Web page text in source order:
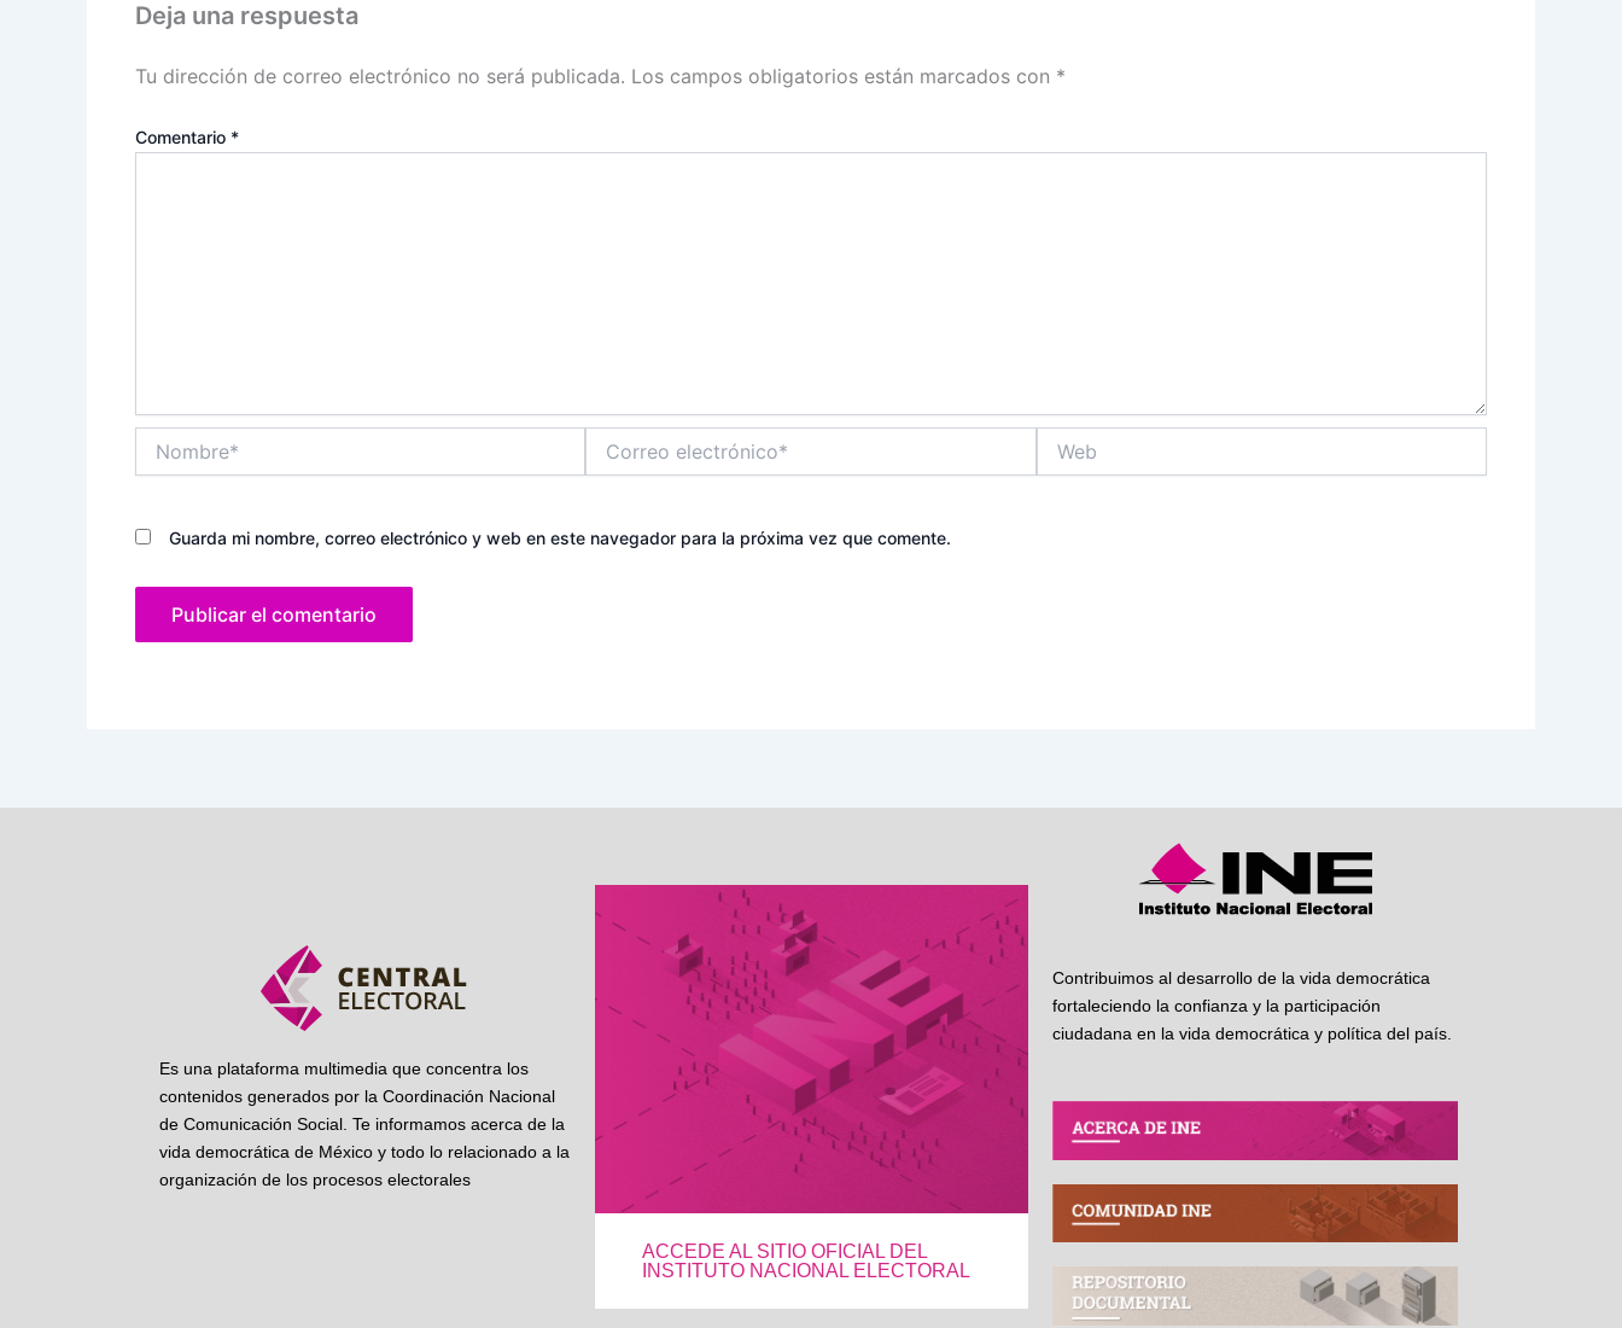
Deja una respuesta
Tu dirección de correo electrónico no será publicada. Los campos obligatorios están marcados con *
Comentario *
electrónico*
Guarda mi nombre, correo electrónico y web en este navegador para la próxima vez que comente.
Es una plataforma multimedia que concentra los
contenidos generados por la Coordinación Nacional
de Comunicación Social. Te informamos acerca de la
vida democrática de México y todo lo relacionado a la
organización de los procesos electorales
ACCEDE AL SITIO OFICIAL DEL
INSTITUTO NACIONAL ELECTORAL
Contribuimos al desarrollo de la vida democrática
fortaleciendo la confianza y la participación
ciudadana en la vida democrática y política del país.